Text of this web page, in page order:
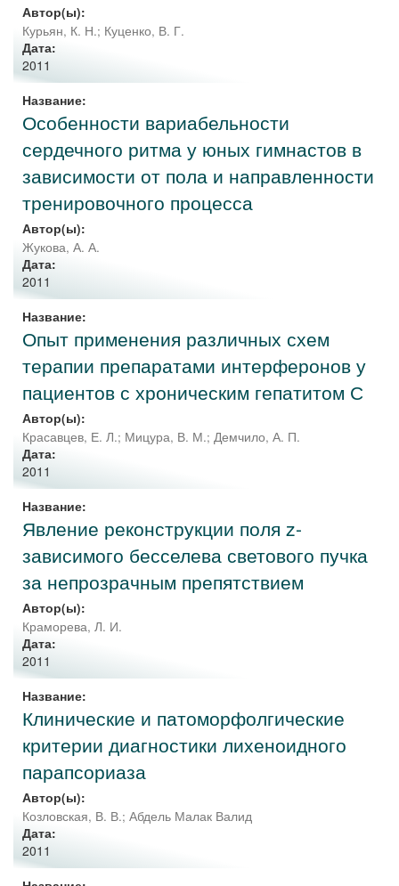
Автор(ы):
Курьян, К. Н.; Куценко, В. Г.
Дата:
2011
Название:
Особенности вариабельности
сердечного ритма у юных гимнастов в
зависимости от пола и направленности
тренировочного процесса
Автор(ы):
Жукова, А. А.
Дата:
2011
Название:
Опыт применения различных схем
терапии препаратами интерферонов у
пациентов с хроническим гепатитом С
Автор(ы):
Красавцев, Е. Л.; Мицура, В. М.; Демчило, А. П.
Дата:
2011
Название:
Явление реконструкции поля z-
зависимого бесселева светового пучка
за непрозрачным препятствием
Автор(ы):
Краморева, Л. И.
Дата:
2011
Название:
Клинические и патоморфолгические
критерии диагностики лихеноидного
парапсориаза
Автор(ы):
Козловская, В. В.; Абдель Малак Валид
Дата:
2011